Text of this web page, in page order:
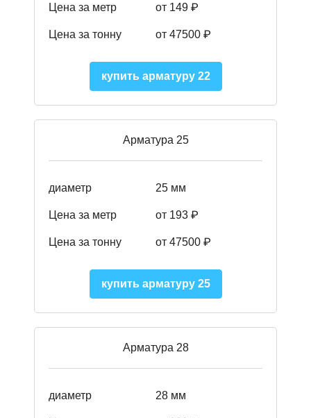
Цена за метр от 149 ₽
Цена за тонну от 47500 ₽
купить арматуру 22
Арматура 25
диаметр 25 мм
Цена за метр от 193 ₽
Цена за тонну от 47500 ₽
купить арматуру 25
Арматура 28
диаметр 28 мм